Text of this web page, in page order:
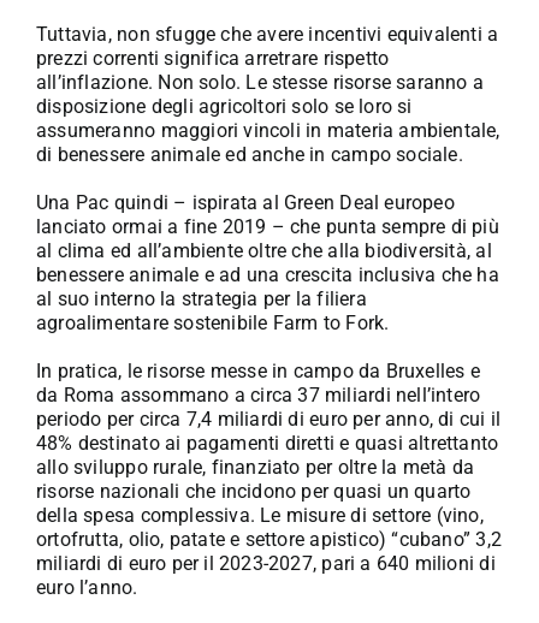
Tuttavia, non sfugge che avere incentivi equivalenti a
prezzi correnti significa arretrare rispetto
all’inflazione. Non solo. Le stesse risorse saranno a
disposizione degli agricoltori solo se loro si
assumeranno maggiori vincoli in materia ambientale,
di benessere animale ed anche in campo sociale.
Una Pac quindi – ispirata al Green Deal europeo
lanciato ormai a fine 2019 – che punta sempre di più
al clima ed all’ambiente oltre che alla biodiversità, al
benessere animale e ad una crescita inclusiva che ha
al suo interno la strategia per la filiera
agroalimentare sostenibile Farm to Fork.
In pratica, le risorse messe in campo da Bruxelles e
da Roma assommano a circa 37 miliardi nell’intero
periodo per circa 7,4 miliardi di euro per anno, di cui il
48% destinato ai pagamenti diretti e quasi altrettanto
allo sviluppo rurale, finanziato per oltre la metà da
risorse nazionali che incidono per quasi un quarto
della spesa complessiva. Le misure di settore (vino,
ortofrutta, olio, patate e settore apistico) “cubano” 3,2
miliardi di euro per il 2023-2027, pari a 640 milioni di
euro l’anno.